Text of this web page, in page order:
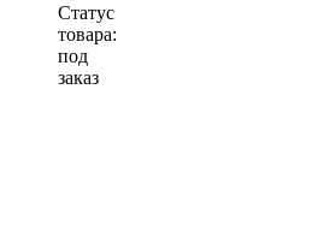
Статус
товара:
под
заказ